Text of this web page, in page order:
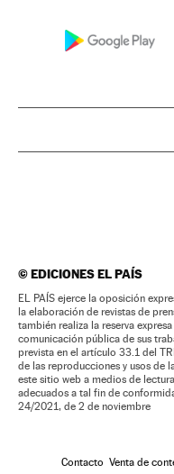
©EDICIONES EL PAÍS
EL PAÍS ejerce la oposición
la elaboración de revistas de
también realiza la reserva
comunicación pública de sus
prevista en el artículo 33.1 del
de las reproducciones y usos de
este sitio web a medios de
adecuados a tal fin de
24/2021, de 2 de noviembre
Contacto Venta de